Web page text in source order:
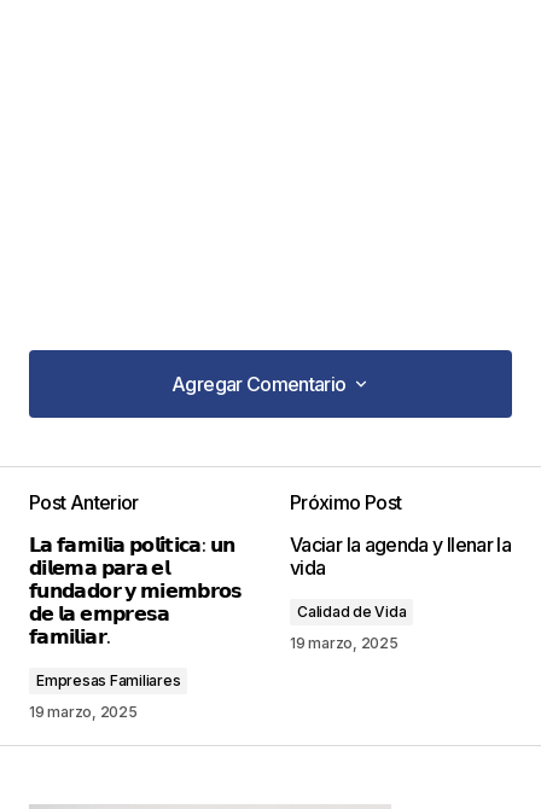
Agregar Comentario
Agregar Comentario
publicada. Los campos obligatorios están
marcados con
Comentario
Post Anterior
𝗟𝗮 𝗳𝗮𝗺𝗶𝗹𝗶𝗮 𝗽𝗼𝗹𝗶́𝘁𝗶𝗰𝗮: 𝘂𝗻
𝗱𝗶𝗹𝗲𝗺𝗮 𝗽𝗮𝗿𝗮 𝗲𝗹
𝗳𝘂𝗻𝗱𝗮𝗱𝗼𝗿 𝘆 𝗺𝗶𝗲𝗺𝗯𝗿𝗼𝘀
𝗱𝗲 𝗹𝗮 𝗲𝗺𝗽𝗿𝗲𝘀𝗮
𝗳𝗮𝗺𝗶𝗹𝗶𝗮𝗿.
Empresas Familiares
19 marzo, 2025
Próximo Post
Vaciar la agenda y llenar la
vida
Calidad de Vida
19 marzo, 2025